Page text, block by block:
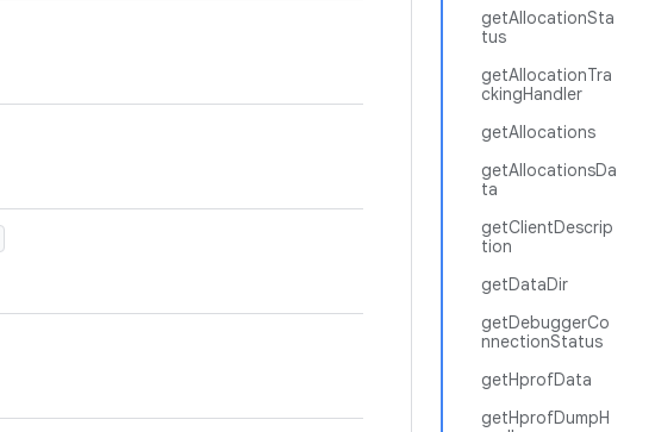
getAllocationSta
tus
getAllocationTra
ckingHandler
getAllocations
getAllocationsDa
ta
getClientDescrip
tion
getDataDir
getDebuggerCo
nnectionStatus
getHprofData
getHprofDumpH